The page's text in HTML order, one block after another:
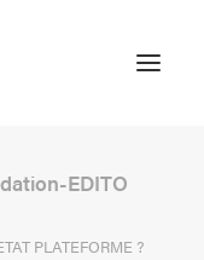
EDITO
PLATEFORME ?